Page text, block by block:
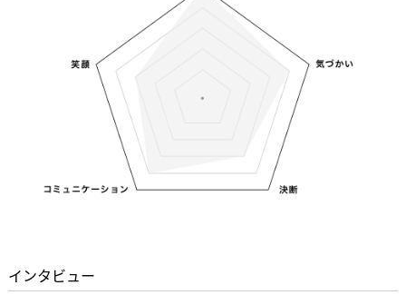
インタビュー